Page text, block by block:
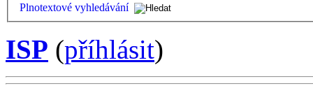
Plnotextové vyhledávání
ISP (příhlásit)